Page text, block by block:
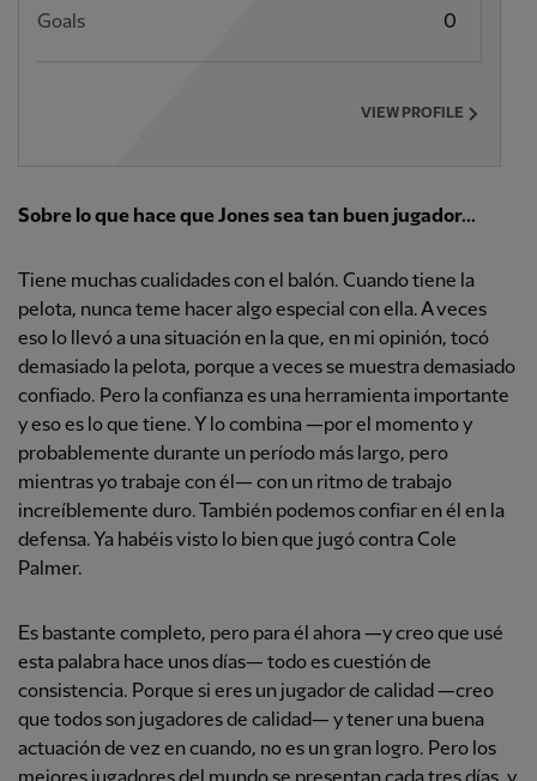
Goals 0
VIEW PROFILE
Sobre lo que hace que Jones sea tan buen jugador...
Tiene muchas cualidades con el balón. Cuando tiene la
pelota, nunca teme hacer algo especial con ella. A veces
eso lo llevó a una situación en la que, en mi opinión, tocó
demasiado la pelota, porque a veces se muestra demasiado
confiado. Pero la confianza es una herramienta importante
y eso es lo que tiene. Y lo combina —por el momento y
probablemente durante un período más largo, pero
mientras yo trabaje con él— con un ritmo de trabajo
increíblemente duro. También podemos confiar en él en la
defensa. Ya habéis visto lo bien que jugó contra Cole
Palmer.
Es bastante completo, pero para él ahora —y creo que usé
esta palabra hace unos días— todo es cuestión de
consistencia. Porque si eres un jugador de calidad —creo
que todos son jugadores de calidad— y tener una buena
actuación de vez en cuando, no es un gran logro. Pero los